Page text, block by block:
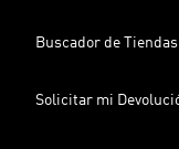
Buscador de Tiendas
Solicitar mi